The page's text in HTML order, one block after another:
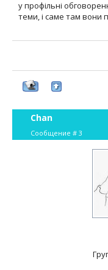
у профільні
теми, і саме там вони
Chan
Сообщение # 3